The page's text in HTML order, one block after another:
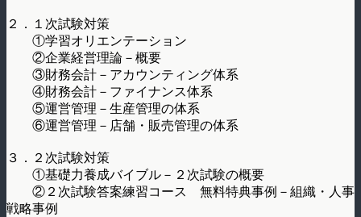
２．１次試験対策
①学習オリエンテーション
②企業経営理論－概要
③財務会計－アカウンティング体系
④財務会計－ファイナンス体系
⑤運営管理－生産管理の体系
⑥運営管理－店舗・販売管理の体系
３．２次試験対策
①基礎力養成バイブル－２次試験の概要
②２次試験答案練習コース 無料特典事例－組織・人事
戦略事例